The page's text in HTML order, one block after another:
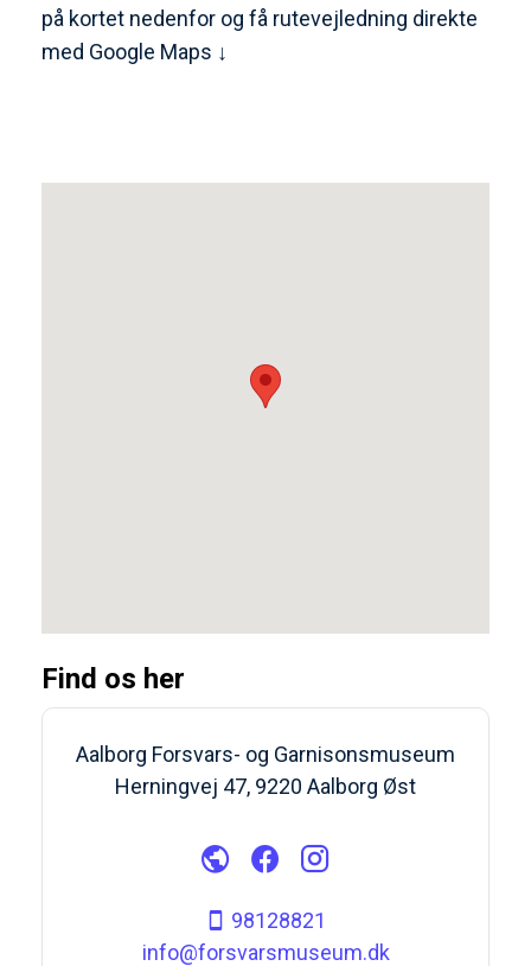
på kortet nedenfor og få rutevejledning direkte
med Google Maps ↓
Find os her
Aalborg Forsvars- og Garnisonsmuseum
Herningvej 47, 9220 Aalborg Øst
98128821
info@forsvarsmuseum.dk